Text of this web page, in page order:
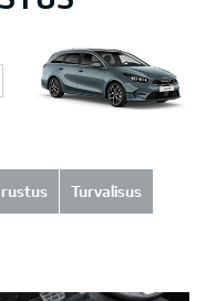
Turvalisus